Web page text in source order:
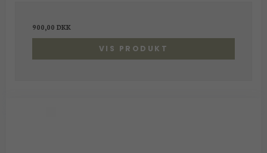
900,00 DKK
VIS PRODUKT